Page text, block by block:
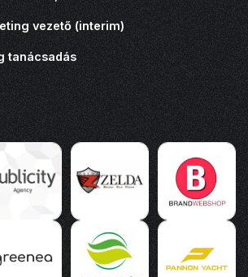
vezető (interim)
tanácsadás